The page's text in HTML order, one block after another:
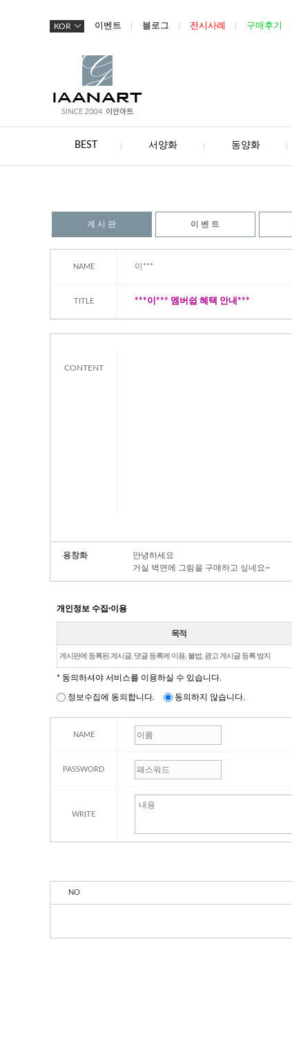
KOR 이벤트 블로그 전시사례 구매후기
BEST 서양화 동양화
게 시 판 이 벤 트
NAME 이***
TITLE ***이*** 멤버쉽 혜택 안내***
CONTENT
용창화
안녕하세요
거실 벽면에 그림을 구매하고 싶네요~
개인정보 수집·이용
목적
게시판에 등록된 게시글, 댓글 등록에 이용, 불법, 광고 게시글 등록 방지
* 동의하셔야 서비스를 이용하실 수 있습니다.
정보수집에 동의합니다. 동의하지 않습니다.
NAME
PASSWORD
WRITE
NO